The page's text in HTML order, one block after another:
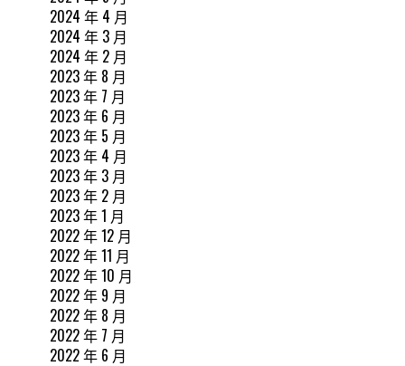
2024 年 4 月
2024 年 3 月
2024 年 2 月
2023 年 8 月
2023 年 7 月
2023 年 6 月
2023 年 5 月
2023 年 4 月
2023 年 3 月
2023 年 2 月
2023 年 1 月
2022 年 12 月
2022 年 11 月
2022 年 10 月
2022 年 9 月
2022 年 8 月
2022 年 7 月
2022 年 6 月